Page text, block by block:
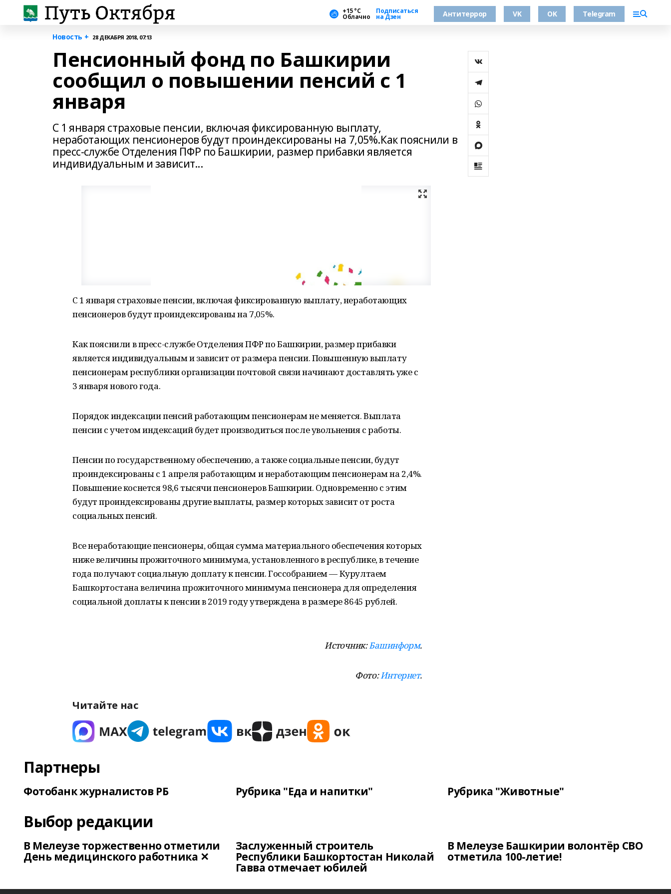
+15 °С
Облачно
Подписаться
на Дзен Антитеррор VK OK Telegram
Новость + 28 ДЕКАБРЯ 2018, 07:13
Пенсионный фонд по Башкирии
сообщил о повышении пенсий с 1
января
С 1 января страховые пенсии, включая фиксированную выплату,
неработающих пенсионеров будут проиндексированы на 7,05%.Как пояснили в
пресс-службе Отделения ПФР по Башкирии, размер прибавки является
индивидуальным и зависит...
С 1 января страховые пенсии, включая фиксированную выплату, неработающих
пенсионеров будут проиндексированы на 7,05%.
Как пояснили в пресс-службе Отделения ПФР по Башкирии, размер прибавки
является индивидуальным и зависит от размера пенсии. Повышенную выплату
пенсионерам республики организации почтовой связи начинают доставлять уже с
3 января нового года.
Порядок индексации пенсий работающим пенсионерам не меняется. Выплата
пенсии с учетом индексаций будет производиться после увольнения с работы.
Пенсии по государственному обеспечению, а также социальные пенсии, будут
проиндексированы с 1 апреля работающим и неработающим пенсионерам на 2,4%.
Повышение коснется 98,6 тысячи пенсионеров Башкирии. Одновременно с этим
будут проиндексированы другие выплаты, размер которых зависит от роста
социальных пенсий.
Все неработающие пенсионеры, общая сумма материального обеспечения которых
ниже величины прожиточного минимума, установленного в республике, в течение
года получают социальную доплату к пенсии. Госсобранием — Курултаем
Башкортостана величина прожиточного минимума пенсионера для определения
социальной доплаты к пенсии в 2019 году утверждена в размере 8645 рублей.
Источник:Башинформ.
Фото:Интернет.
Читайте нас
Партнеры
Фотобанк журналистов РБ Рубрика "Еда и напитки" Рубрика "Животные"
Выбор редакции
В Мелеузе торжественно отметили
День медицинского работника ✕
Заслуженный строитель
Республики Башкортостан Николай
Гавва отмечает юбилей
В Мелеузе Башкирии волонтёр СВО
отметила 100-летие!